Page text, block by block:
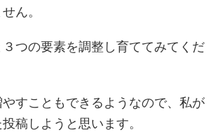
ん。
つの要素を調整し育ててみてくだ
やすこともできるようなので、私が
稿しようと思います。